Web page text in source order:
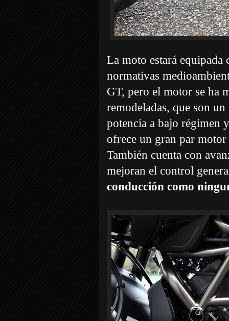
La moto estará
normativas
GT, pero el motor se ha
remodeladas, que son
potencia a bajo régimen
ofrece un gran par
También cuenta con
mejoran el control
conducción como